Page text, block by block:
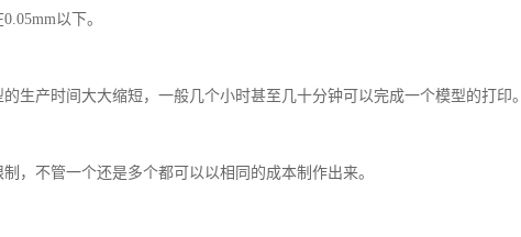
以下。
生产时间大大缩短，一般几个小时甚至几十分钟可以完成一个模型的打印。
，不管一个还是多个都可以以相同的成本制作出来。